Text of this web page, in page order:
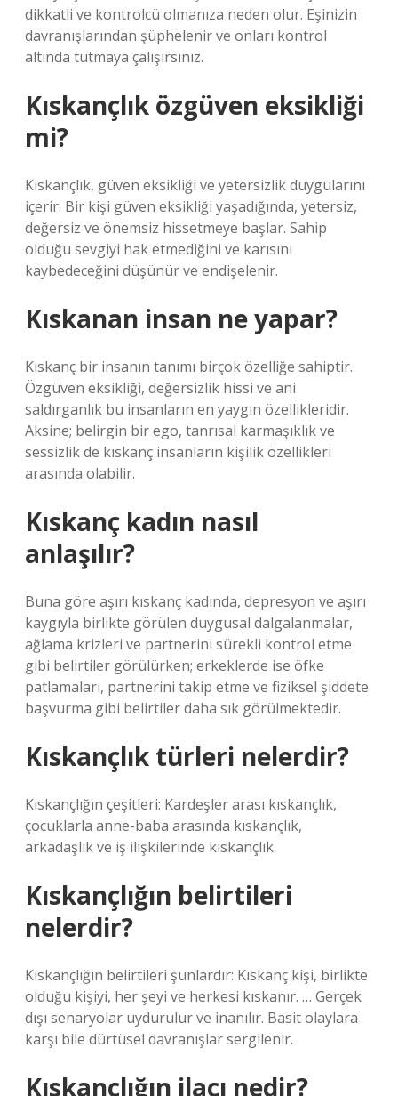
dikkatli ve kontrolcü olmanıza neden olur. Eşinizin
davranışlarından şüphelenir ve onları kontrol
altında tutmaya çalışırsınız.
Kıskançlık özgüven eksikliği
mi?
Kıskançlık, güven eksikliği ve yetersizlik duygularını
içerir. Bir kişi güven eksikliği yaşadığında, yetersiz,
değersiz ve önemsiz hissetmeye başlar. Sahip
olduğu sevgiyi hak etmediğini ve karısını
kaybedeceğini düşünür ve endişelenir.
Kıskanan insan ne yapar?
Kıskanç bir insanın tanımı birçok özelliğe sahiptir.
Özgüven eksikliği, değersizlik hissi ve ani
saldırganlık bu insanların en yaygın özellikleridir.
Aksine; belirgin bir ego, tanrısal karmaşıklık ve
sessizlik de kıskanç insanların kişilik özellikleri
arasında olabilir.
Kıskanç kadın nasıl
anlaşılır?
Buna göre aşırı kıskanç kadında, depresyon ve aşırı
kaygıyla birlikte görülen duygusal dalgalanmalar,
ağlama krizleri ve partnerini sürekli kontrol etme
gibi belirtiler görülürken; erkeklerde ise öfke
patlamaları, partnerini takip etme ve fiziksel şiddete
başvurma gibi belirtiler daha sık görülmektedir.
Kıskançlık türleri nelerdir?
Kıskançlığın çeşitleri: Kardeşler arası kıskançlık,
çocuklarla anne-baba arasında kıskançlık,
arkadaşlık ve iş ilişkilerinde kıskançlık.
Kıskançlığın belirtileri
nelerdir?
Kıskançlığın belirtileri şunlardır: Kıskanç kişi, birlikte
olduğu kişiyi, her şeyi ve herkesi kıskanır. … Gerçek
dışı senaryolar uydurulur ve inanılır. Basit olaylara
karşı bile dürtüsel davranışlar sergilenir.
Kıskançlığın ilacı nedir?